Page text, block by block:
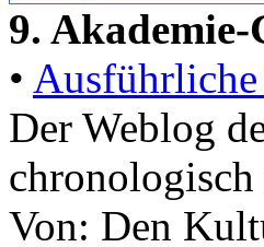
9.
• Ausführliche
Der Weblog
Von: Den